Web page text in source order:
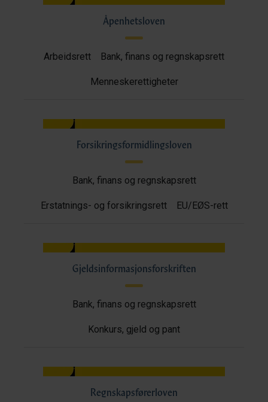
Åpenhetsloven
Arbeidsrett Bank, finans og regnskapsrett
Menneskerettigheter
Forsikringsformidlingsloven
Bank, finans og regnskapsrett
Erstatnings- og forsikringsrett EU/EØS-rett
Gjeldsinformasjonsforskriften
Bank, finans og regnskapsrett
Konkurs, gjeld og pant
Regnskapsførerloven